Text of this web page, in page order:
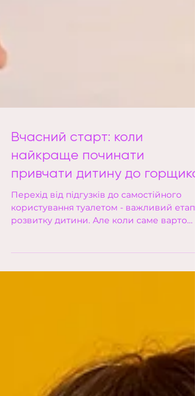
Вчасний старт: коли
найкраще починати
привчати дитину до горщика
користування туалетом - важливий етап
розвитку дитини. Але коли саме варто